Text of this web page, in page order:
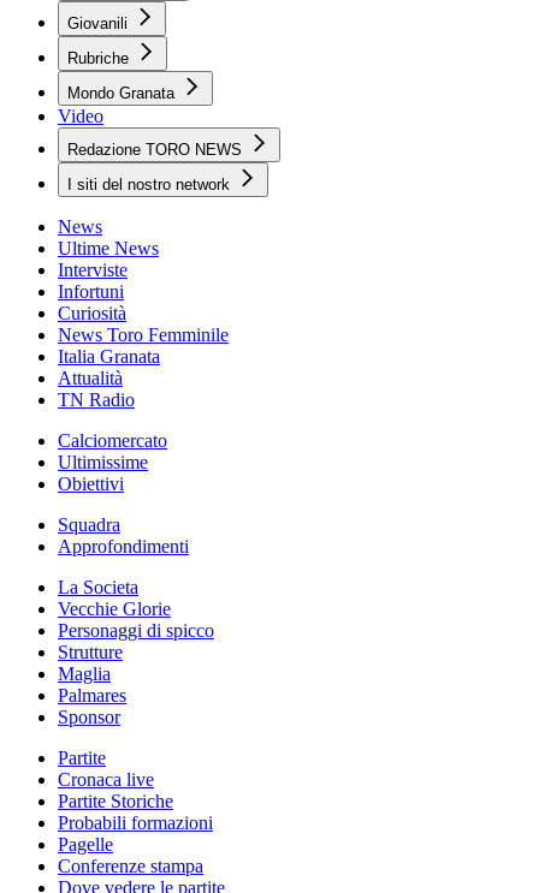
Giovanili
Rubriche
Mondo Granata
Video
Redazione TORO NEWS
I siti del nostro network
News
Ultime News
Interviste
Infortuni
Curiosità
News Toro Femminile
Italia Granata
Attualità
TN Radio
Calciomercato
Ultimissime
Obiettivi
Squadra
Approfondimenti
La Societa
Vecchie Glorie
Personaggi di spicco
Strutture
Maglia
Palmares
Sponsor
Partite
Cronaca live
Partite Storiche
Probabili formazioni
Pagelle
Conferenze stampa
Dove vedere le partite